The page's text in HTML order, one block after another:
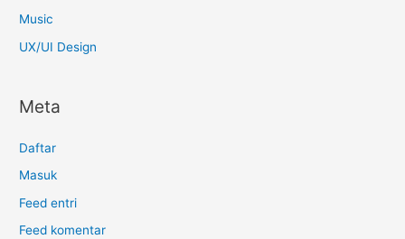
Music
UX/UI Design
Meta
Daftar
Masuk
Feed entri
Feed komentar